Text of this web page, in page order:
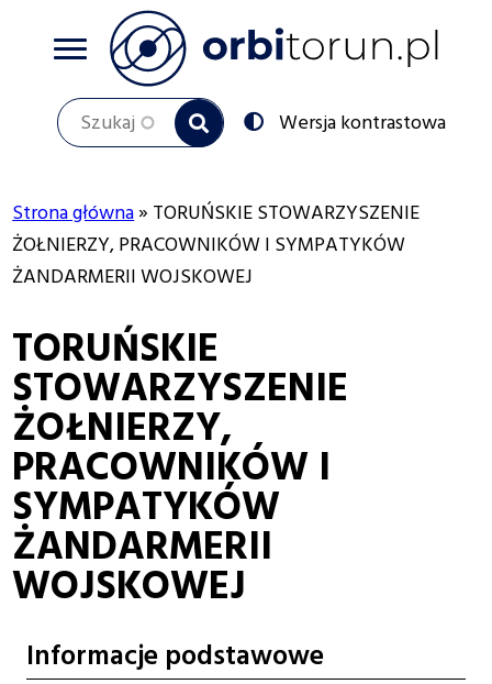
Szukaj
Przełącz
na:
Wersja kontrastowa
Ścieżka
nawigacyjna
Strona główna
TORUŃSKIE STOWARZYSZENIE
ŻOŁNIERZY, PRACOWNIKÓW I SYMPATYKÓW
ŻANDARMERII WOJSKOWEJ
TORUŃSKIE
STOWARZYSZENIE
ŻOŁNIERZY,
PRACOWNIKÓW I
SYMPATYKÓW
ŻANDARMERII
WOJSKOWEJ
Informacje podstawowe